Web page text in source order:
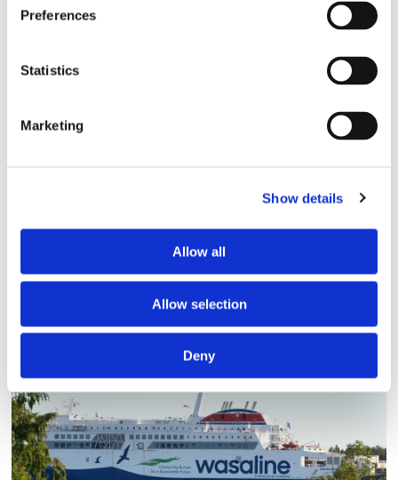
Preferences
Statistics
Marketing
Show details
Allow all
Allow selection
Deny
Blå genväg ska bana väg för
autonoma färjor